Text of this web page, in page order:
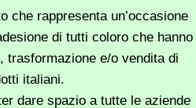
che rappresenta un’occasione
di tutti coloro che hanno
trasformazione e/o vendita di
italiani.
dare spazio a tutte le aziende